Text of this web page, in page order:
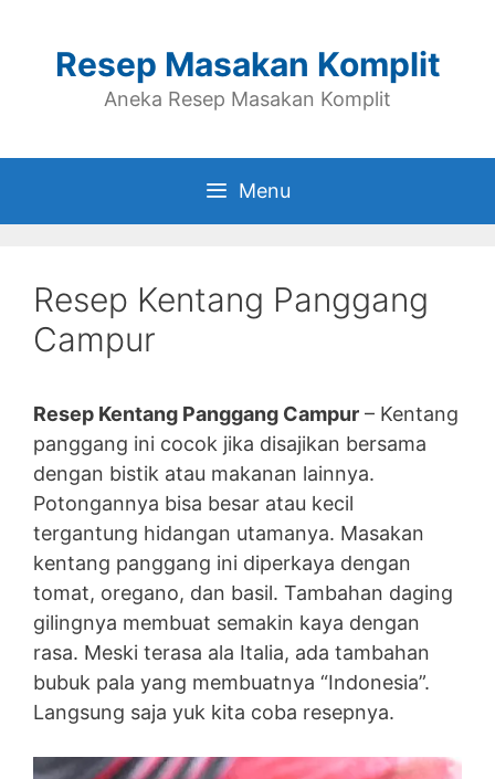
contentResep Masakan Komplit
Aneka Resep Masakan Komplit
Menu
Resep Kentang Panggang
Campur
Resep Kentang Panggang Campur – Kentang
panggang ini cocok jika disajikan bersama
dengan bistik atau makanan lainnya.
Potongannya bisa besar atau kecil
tergantung hidangan utamanya. Masakan
kentang panggang ini diperkaya dengan
tomat, oregano, dan basil. Tambahan daging
gilingnya membuat semakin kaya dengan
rasa. Meski terasa ala Italia, ada tambahan
bubuk pala yang membuatnya “Indonesia”.
Langsung saja yuk kita coba resepnya.